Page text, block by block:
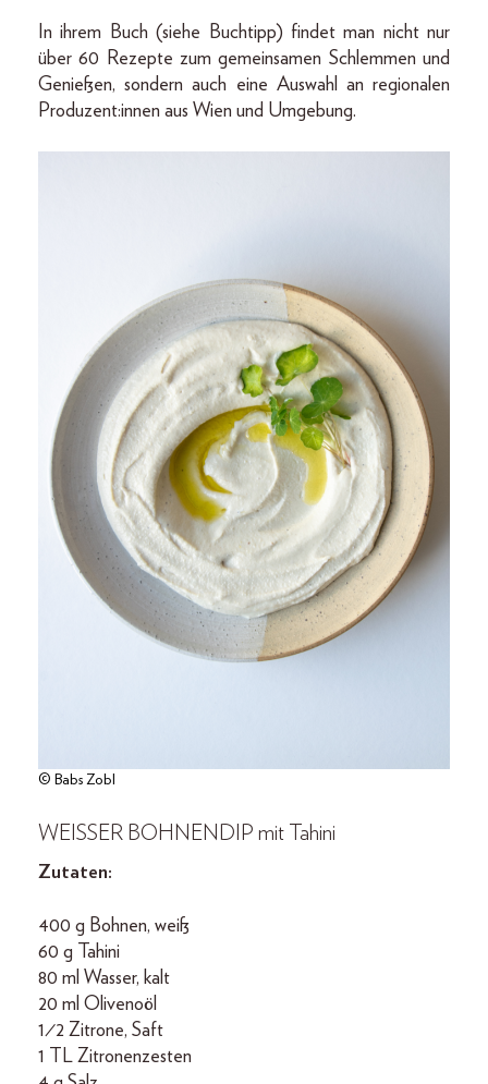
In ihrem Buch (siehe Buchtipp) findet man nicht nur
über 60 Rezepte zum gemeinsamen Schlemmen und
Genießen, sondern auch eine Auswahl an regionalen
Produzent:innen aus Wien und Umgebung.
© Babs Zobl
WEISSER BOHNENDIP mit Tahini
Zutaten:
400 g Bohnen, weiß
60 g Tahini
80 ml Wasser, kalt
20 ml Olivenoöl
1⁄2 Zitrone, Saft
1 TL Zitronenzesten